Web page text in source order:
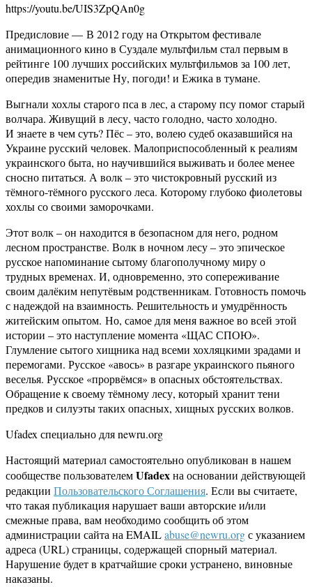
https://youtu.be/UIS3ZpQAn0g
Предисловие — В 2012 году на Открытом фестивале
анимационного кино в Суздале мультфильм стал первым в
рейтинге 100 лучших российских мультфильмов за 100 лет,
опередив знаменитые Ну, погоди! и Ежика в тумане.
Выгнали хохлы старого пса в лес, а старому псу помог старый
волчара. Живущий в лесу, часто голодно, часто холодно.
И знаете в чем суть? Пёс – это, волею судеб оказавшийся на
Украине русский человек. Малоприспособленный к реалиям
украинского быта, но научившийся выживать и более менее
сносно питаться. А волк – это чистокровный русский из
тёмного-тёмного русского леса. Которому глубоко фиолетовы
хохлы со своими заморочками.
Этот волк – он находится в безопасном для него, родном
лесном пространстве. Волк в ночном лесу – это эпическое
русское напоминание сытому благополучному миру о
трудных временах. И, одновременно, это сопереживание
своим далёким непутёвым родственникам. Готовность помочь
с надеждой на взаимность. Решительность и умудрённость
житейским опытом. Но, самое для меня важное во всей этой
истории – это наступление момента «ЩАС СПОЮ».
Глумление сытого хищника над всеми хохляцкими зрадами и
перемогами. Русское «авось» в разгаре украинского пьяного
веселья. Русское «прорвёмся» в опасных обстоятельствах.
Обращение к своему тёмному лесу, который хранит тени
предков и силуэты таких опасных, хищных русских волков.
Ufadex специально для newru.org
Настоящий материал самостоятельно опубликован в нашем
сообществе пользователемUfadexна основании действующей
редакции Пользовательского Соглашения. Если вы считаете,
что такая публикация нарушает ваши авторские и/или
смежные права, вам необходимо сообщить об этом
администрации сайта на EMAILabuse@newru.orgс указанием
адреса (URL) страницы, содержащей спорный материал.
Нарушение будет в кратчайшие сроки устранено, виновные
наказаны.